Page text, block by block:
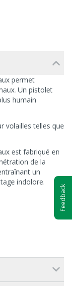
permet
Un pistolet
humain
volailles telles que
est fabriqué en
de la
un
indolore.
Feedback